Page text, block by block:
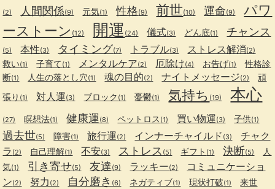
(2) 人間関係(9) 元気(1) 性格(9) 前世(10) 運命(9)
パワ
ーストーン (12) 開運 (24) 儀式(3) どん底(1) チャンス
(5) 本性(3) タイミング(7) トラブル(3) ストレス解消(2)
救い(1) 子育て(1) メンタルケア(2) 厄除け(4) お告げ(1)
性格診
断(1) 人生の落とし穴(1) 魂の目的(2) ナイトメッセージ(2)
頑
張り (1) 対人運(3) ブロック (1) 憂鬱(1) 気持ち (19) 本心
(27) 瞑想法(1) 健康運(8) ペットロス (1) 買い物運(3) 子供(1)
過去世(5) 障害(1) 旅行運(2) インナーチャイルド (3)
チャク
ラ (2) 自己理解(1) 不安(3) ストレス (5) ギフト (1) 決断(5)
人
気(1) 引き寄せ(5) 友達 (9) ラッキー(2)
コミュニケーショ
ン(2) 努力 (2) 自分磨き (6) ネガティブ(1) 現状打破(1) 来世